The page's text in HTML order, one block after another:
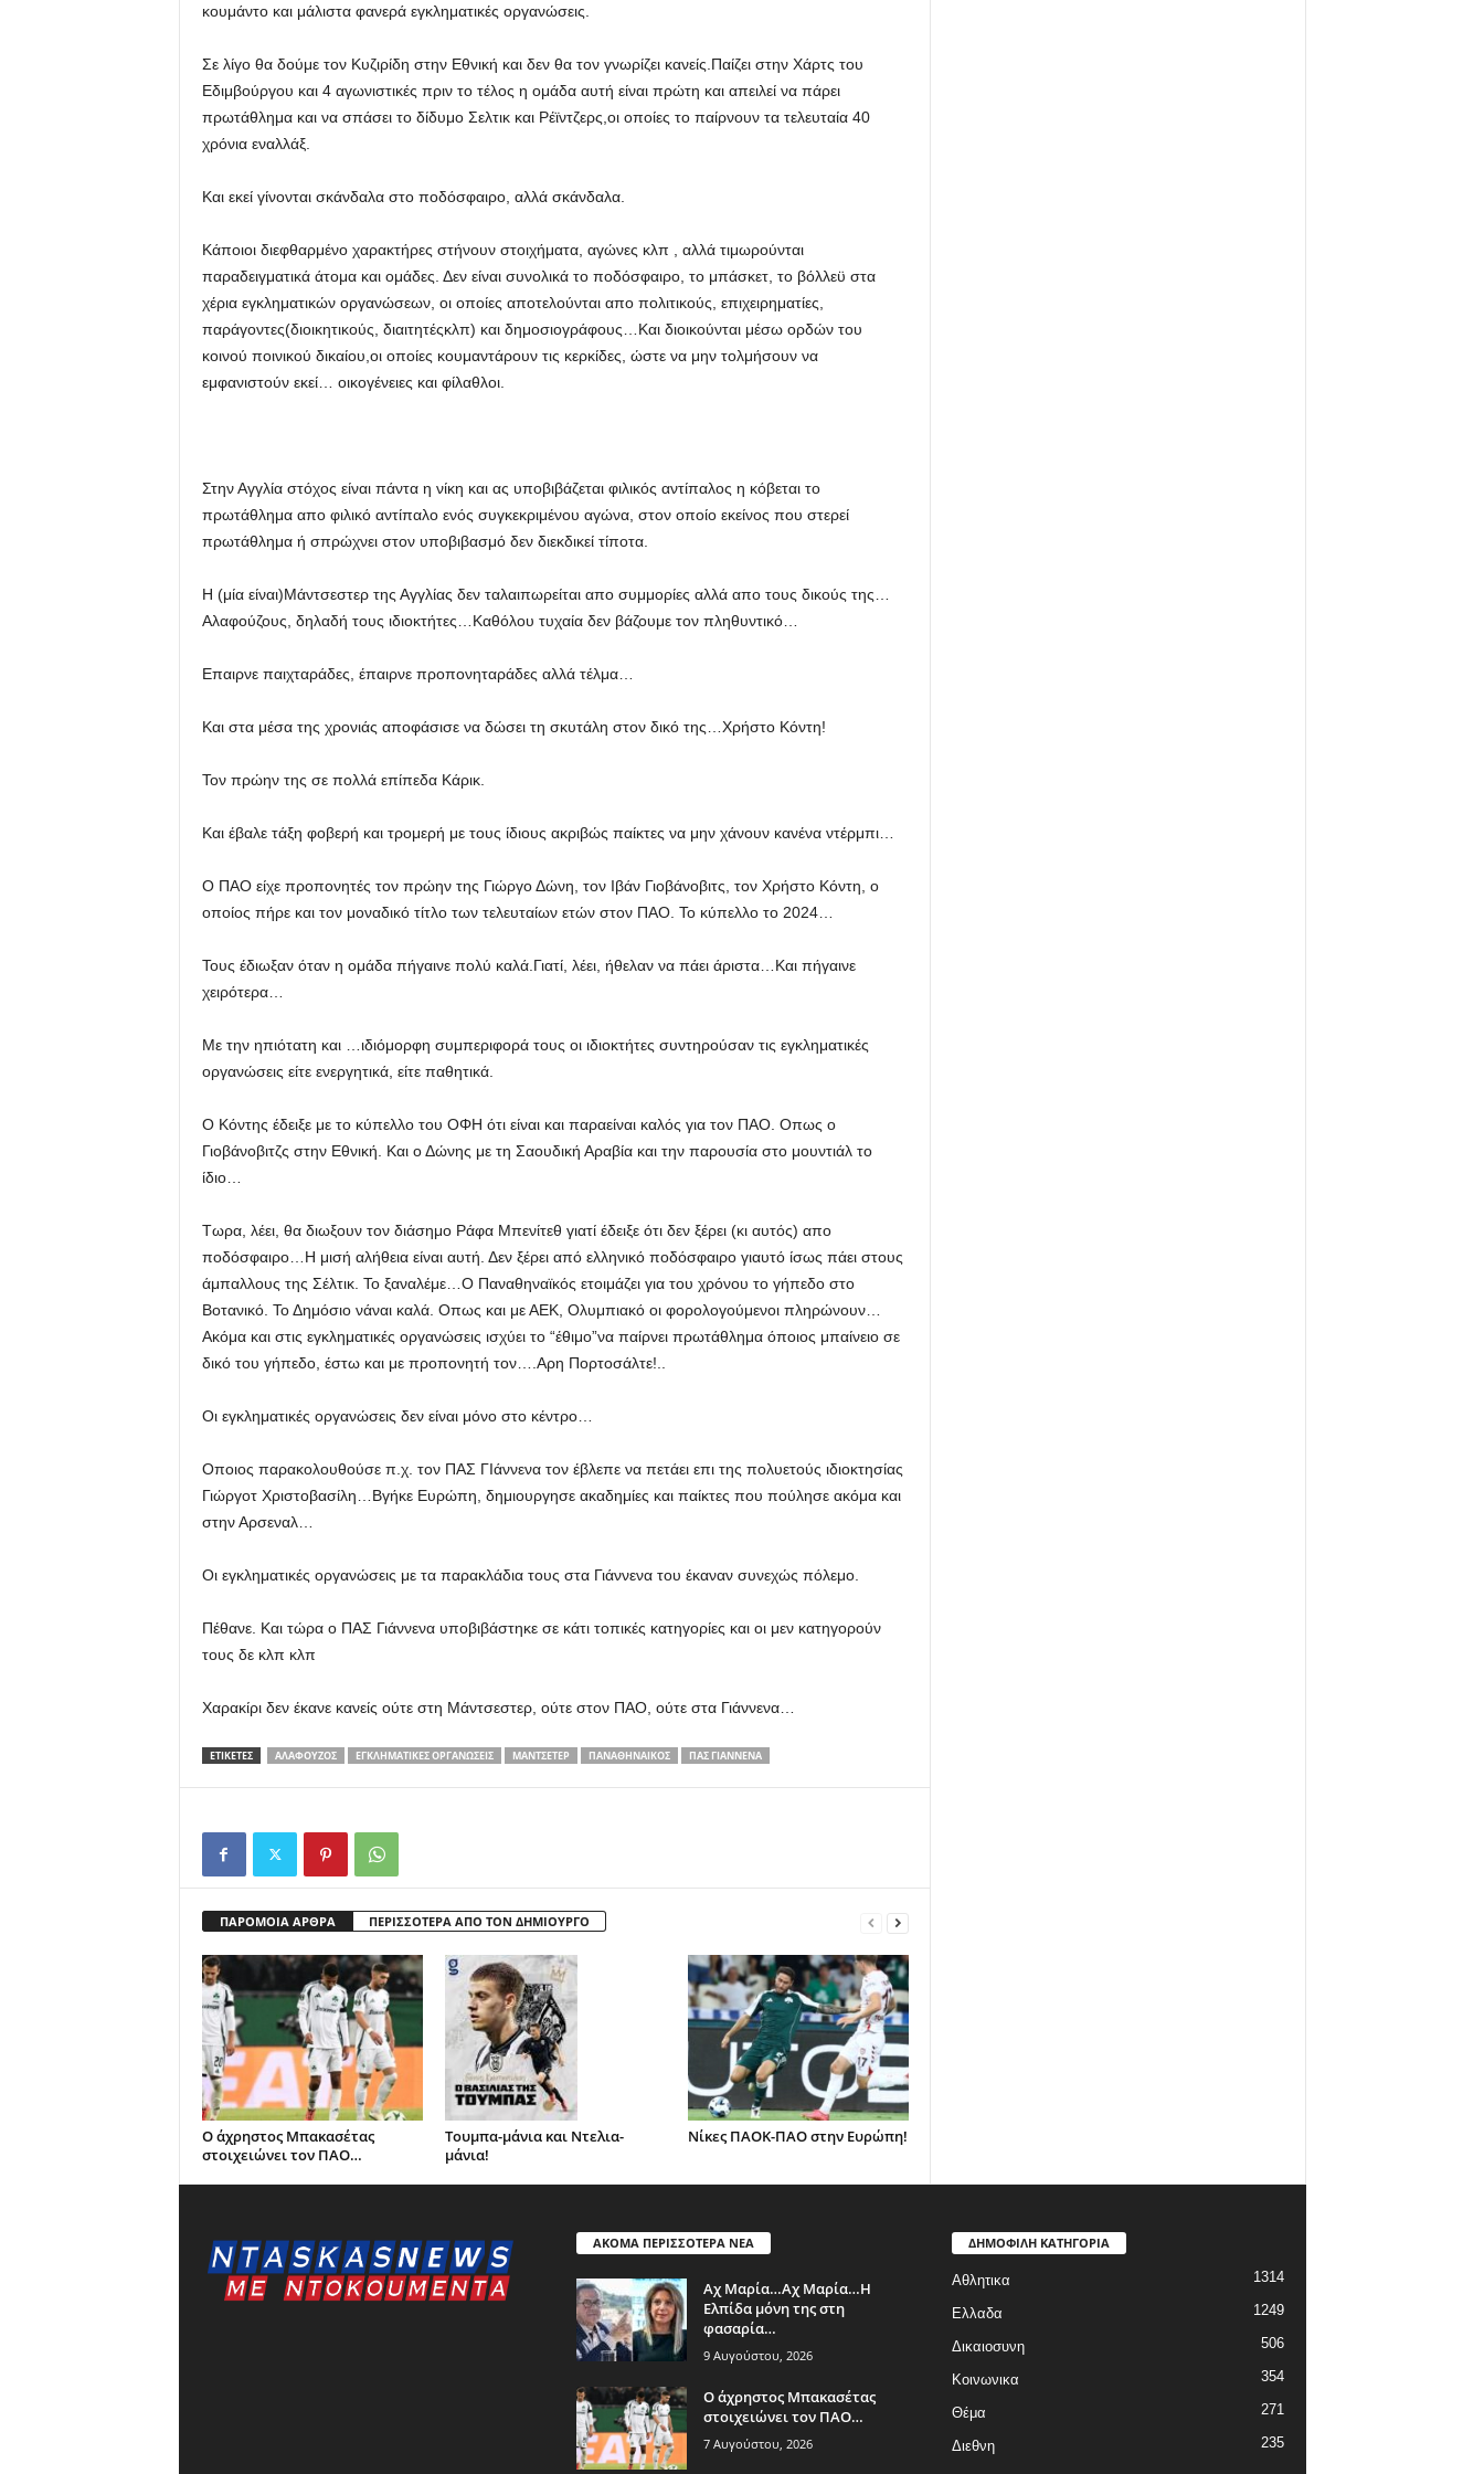
κουμάντο και μάλιστα φανερά εγκληματικές οργανώσεις.
Σε λίγο θα δούμε τον Κυζιρίδη στην Εθνική και δεν θα τον γνωρίζει κανείς.Παίζει στην Χάρτς του
Εδιμβούργου και 4 αγωνιστικές πριν το τέλος η ομάδα αυτή είναι πρώτη και απειλεί να πάρει
πρωτάθλημα και να σπάσει το δίδυμο Σελτικ και Ρέϊντζερς,οι οποίες το παίρνουν τα τελευταία 40
χρόνια εναλλάξ.
Και εκεί γίνονται σκάνδαλα στο ποδόσφαιρο, αλλά σκάνδαλα.
Κάποιοι διεφθαρμένο χαρακτήρες στήνουν στοιχήματα, αγώνες κλπ , αλλά τιμωρούνται
παραδειγματικά άτομα και ομάδες. Δεν είναι συνολικά το ποδόσφαιρο, το μπάσκετ, το βόλλεϋ στα
χέρια εγκληματικών οργανώσεων, οι οποίες αποτελούνται απο πολιτικούς, επιχειρηματίες,
παράγοντες(διοικητικούς, διαιτητέςκλπ) και δημοσιογράφους…Και διοικούνται μέσω ορδών του
κοινού ποινικού δικαίου,οι οποίες κουμαντάρουν τις κερκίδες, ώστε να μην τολμήσουν να
εμφανιστούν εκεί… οικογένειες και φίλαθλοι.
Στην Αγγλία στόχος είναι πάντα η νίκη και ας υποβιβάζεται φιλικός αντίπαλος η κόβεται το
πρωτάθλημα απο φιλικό αντίπαλο ενός συγκεκριμένου αγώνα, στον οποίο εκείνος που στερεί
πρωτάθλημα ή σπρώχνει στον υποβιβασμό δεν διεκδικεί τίποτα.
Η (μία είναι)Μάντσεστερ της Αγγλίας δεν ταλαιπωρείται απο συμμορίες αλλά απο τους δικούς της…
Αλαφούζους, δηλαδή τους ιδιοκτήτες…Καθόλου τυχαία δεν βάζουμε τον πληθυντικό…
Επαιρνε παιχταράδες, έπαιρνε προπονηταράδες αλλά τέλμα…
Και στα μέσα της χρονιάς αποφάσισε να δώσει τη σκυτάλη στον δικό της…Χρήστο Κόντη!
Τον πρώην της σε πολλά επίπεδα Κάρικ.
Και έβαλε τάξη φοβερή και τρομερή με τους ίδιους ακριβώς παίκτες να μην χάνουν κανένα ντέρμπι…
Ο ΠΑΟ είχε προπονητές τον πρώην της Γιώργο Δώνη, τον Ιβάν Γιοβάνοβιτς, τον Χρήστο Κόντη, ο
οποίος πήρε και τον μοναδικό τίτλο των τελευταίων ετών στον ΠΑΟ. Το κύπελλο το 2024…
Τους έδιωξαν όταν η ομάδα πήγαινε πολύ καλά.Γιατί, λέει, ήθελαν να πάει άριστα…Και πήγαινε
χειρότερα…
Με την ηπιότατη και …ιδιόμορφη συμπεριφορά τους οι ιδιοκτήτες συντηρούσαν τις εγκληματικές
οργανώσεις είτε ενεργητικά, είτε παθητικά.
Ο Κόντης έδειξε με το κύπελλο του ΟΦΗ ότι είναι και παραείναι καλός για τον ΠΑΟ. Οπως ο
Γιοβάνοβιτζς στην Εθνική. Και ο Δώνης με τη Σαουδική Αραβία και την παρουσία στο μουντιάλ το
ίδιο…
Τωρα, λέει, θα διωξουν τον διάσημο Ράφα Μπενίτεθ γιατί έδειξε ότι δεν ξέρει (κι αυτός) απο
ποδόσφαιρο…Η μισή αλήθεια είναι αυτή. Δεν ξέρει από ελληνικό ποδόσφαιρο γιαυτό ίσως πάει στους
άμπαλλους της Σέλτικ. Το ξαναλέμε…Ο Παναθηναϊκός ετοιμάζει για του χρόνου το γήπεδο στο
Βοτανικό. Το Δημόσιο νάναι καλά. Οπως και με ΑΕΚ, Ολυμπιακό οι φορολογούμενοι πληρώνουν…
Ακόμα και στις εγκληματικές οργανώσεις ισχύει το “έθιμο”να παίρνει πρωτάθλημα όποιος μπαίνειο σε
δικό του γήπεδο, έστω και με προπονητή τον….Αρη Πορτοσάλτε!..
Οι εγκληματικές οργανώσεις δεν είναι μόνο στο κέντρο…
Οποιος παρακολουθούσε π.χ. τον ΠΑΣ ΓΙάννενα τον έβλεπε να πετάει επι της πολυετούς ιδιοκτησίας
Γιώργοτ Χριστοβασίλη…Βγήκε Ευρώπη, δημιουργησε ακαδημίες και παίκτες που πούλησε ακόμα και
στην Αρσεναλ…
Οι εγκληματικές οργανώσεις με τα παρακλάδια τους στα Γιάννενα του έκαναν συνεχώς πόλεμο.
Πέθανε. Και τώρα ο ΠΑΣ Γιάννενα υποβιβάστηκε σε κάτι τοπικές κατηγορίες και οι μεν κατηγορούν
τους δε κλπ κλπ
Χαρακίρι δεν έκανε κανείς ούτε στη Μάντσεστερ, ούτε στον ΠΑΟ, ούτε στα Γιάννενα…
ΕΤΙΚΕΤΕΣ ΑΛΑΦΟΎΖΟΣ ΕΓΚΛΗΜΑΤΙΚΕΣ ΟΡΓΑΝΩΣΕΙΣ ΜΆΝΤΣΕΤΕΡ ΠΑΝΑΘΗΝΑΙΚΟΣ ΠΑΣ ΓΙΑΝΝΕΝΑ
ΠΑΡΟΜΟΙΑ ΑΡΘΡΑ ΠΕΡΙΣΣΟΤΕΡΑ ΑΠΟ ΤΟΝ ΔΗΜΙΟΥΡΓΟ
Ο άχρηστος Μπακασέτας
στοιχειώνει τον ΠΑΟ…
Τουμπα-μάνια και Ντελια-
μάνια!
Νίκες ΠΑΟΚ-ΠΑΟ στην Ευρώπη!
ΑΚΟΜΑ ΠΕΡΙΣΣΟΤΕΡΑ ΝΕΑ
Aχ Μαρία…Αχ Μαρία…Η
Ελπίδα μόνη της στη
φασαρία…
9 Αυγούστου, 2026
Ο άχρηστος Μπακασέτας
στοιχειώνει τον ΠΑΟ…
7 Αυγούστου, 2026
ΔΗΜΟΦΙΛΗ ΚΑΤΗΓΟΡΙΑ
Αθλητικα 1314
Ελλαδα 1249
Δικαιοσυνη 506
Κοινωνικα 354
Θέμα 271
Διεθνη 235